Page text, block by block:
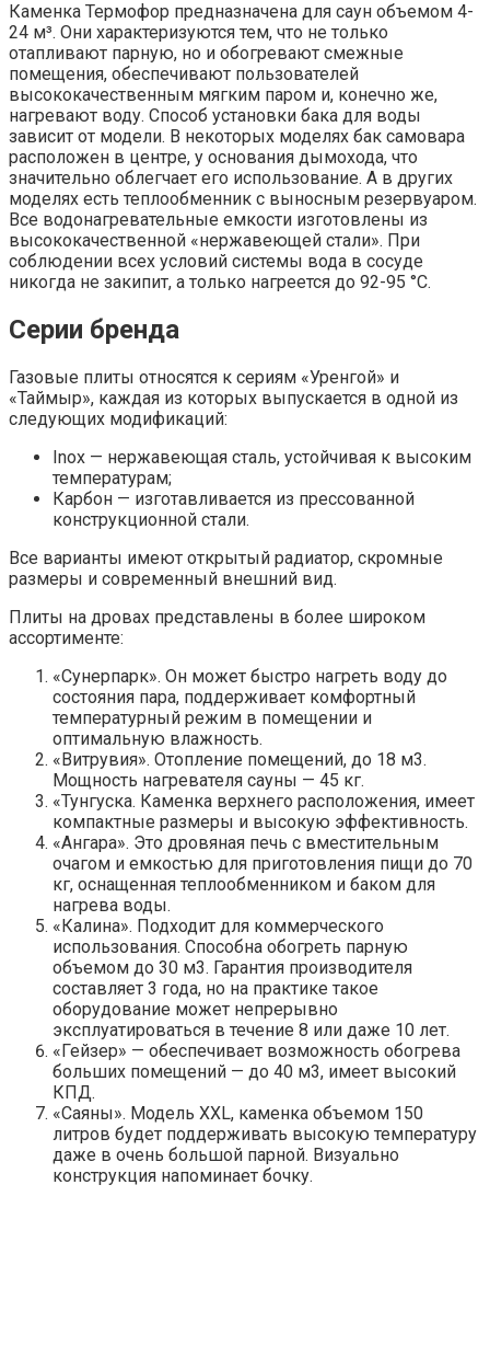
Каменка Термофор предназначена для саун объемом 4-
24 м³. Они характеризуются тем, что не только
отапливают парную, но и обогревают смежные
помещения, обеспечивают пользователей
высококачественным мягким паром и, конечно же,
нагревают воду. Способ установки бака для воды
зависит от модели. В некоторых моделях бак самовара
расположен в центре, у основания дымохода, что
значительно облегчает его использование. А в других
моделях есть теплообменник с выносным резервуаром.
Все водонагревательные емкости изготовлены из
высококачественной «нержавеющей стали». При
соблюдении всех условий системы вода в сосуде
никогда не закипит, а только нагреется до 92-95 °С.
Серии бренда
Газовые плиты относятся к сериям «Уренгой» и
«Таймыр», каждая из которых выпускается в одной из
следующих модификаций:
Inox — нержавеющая сталь, устойчивая к высоким
температурам;
Карбон — изготавливается из прессованной
конструкционной стали.
Все варианты имеют открытый радиатор, скромные
размеры и современный внешний вид.
Плиты на дровах представлены в более широком
ассортименте:
«Сунерпарк». Он может быстро нагреть воду до
состояния пара, поддерживает комфортный
температурный режим в помещении и
оптимальную влажность.
«Витрувия». Отопление помещений, до 18 м3.
Мощность нагревателя сауны — 45 кг.
«Тунгуска. Каменка верхнего расположения, имеет
компактные размеры и высокую эффективность.
«Ангара». Это дровяная печь с вместительным
очагом и емкостью для приготовления пищи до 70
кг, оснащенная теплообменником и баком для
нагрева воды.
«Калина». Подходит для коммерческого
использования. Способна обогреть парную
объемом до 30 м3. Гарантия производителя
составляет 3 года, но на практике такое
оборудование может непрерывно
эксплуатироваться в течение 8 или даже 10 лет.
«Гейзер» — обеспечивает возможность обогрева
больших помещений — до 40 м3, имеет высокий
КПД.
«Саяны». Модель XXL, каменка объемом 150
литров будет поддерживать высокую температуру
даже в очень большой парной. Визуально
конструкция напоминает бочку.